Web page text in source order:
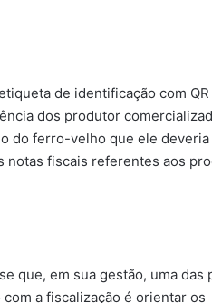
de identificação com
dos produtor
do ferro-velho que ele deveria
notas fiscais referentes aos
que, em sua gestão, uma das
a fiscalização é orientar os